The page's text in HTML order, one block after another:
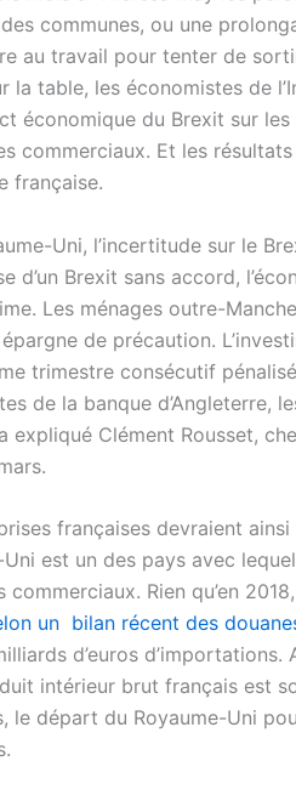
communes, ou une
au travail pour tenter de
la table, les économistes de
économique du Brexit sur
commerciaux. Et les
française.
Uni, l’incertitude sur le
d’un Brexit sans accord,
Les ménages outre-
de précaution.
trimestre consécutif
de la banque d’Angleterre,
expliqué Clément Rousset,
françaises devraient
Uni est un des pays avec
commerciaux. Rien qu’en
un bilan récent des
d’euros
intérieur brut français est
le départ du Royaume-Uni